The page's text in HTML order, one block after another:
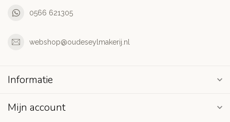
0566 621305
webshop@oudeseylmakerij.nl
Informatie
Mijn account